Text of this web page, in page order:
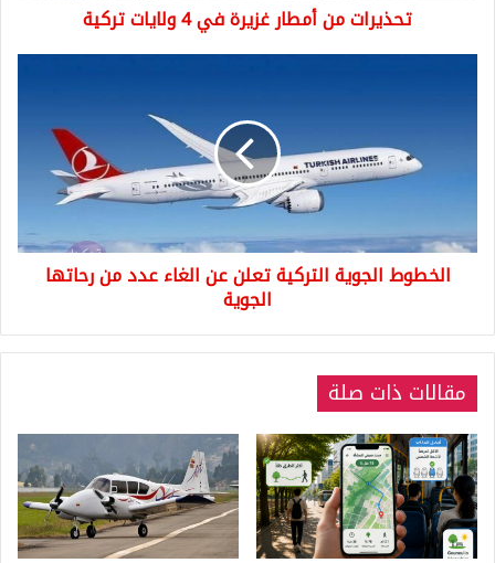
تحذيرات من أمطار غزيرة في 4 ولايات تركية
رحاتها
الجويةالخطوط الجوية التركية تعلن عن الغاء عدد من رحاتها
الجوية
مقالات ذات صلة